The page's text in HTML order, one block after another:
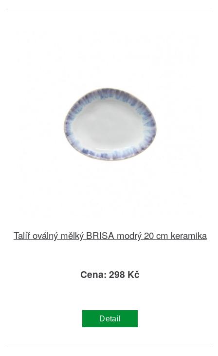
Talíř oválný mělký BRISA modrý 20 cm keramika
Cena: 298 Kč
Detail